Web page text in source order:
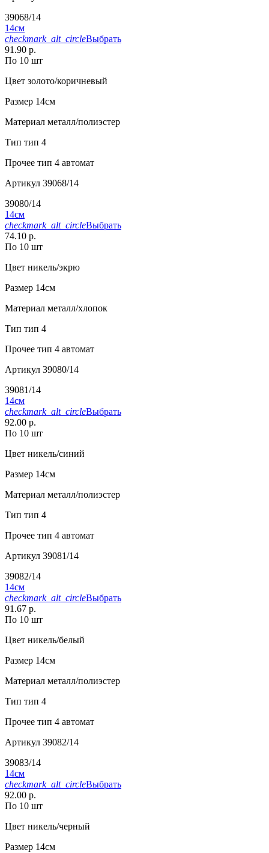
39068/14
14см
checkmark_alt_circleВыбрать
91.90 р.
По 10 шт
Цвет золото/коричневый
Размер 14см
Материал металл/полиэстер
Тип тип 4
Прочее тип 4 автомат
Артикул 39068/14
39080/14
14см
checkmark_alt_circleВыбрать
74.10 р.
По 10 шт
Цвет никель/экрю
Размер 14см
Материал металл/хлопок
Тип тип 4
Прочее тип 4 автомат
Артикул 39080/14
39081/14
14см
checkmark_alt_circleВыбрать
92.00 р.
По 10 шт
Цвет никель/синий
Размер 14см
Материал металл/полиэстер
Тип тип 4
Прочее тип 4 автомат
Артикул 39081/14
39082/14
14см
checkmark_alt_circleВыбрать
91.67 р.
По 10 шт
Цвет никель/белый
Размер 14см
Материал металл/полиэстер
Тип тип 4
Прочее тип 4 автомат
Артикул 39082/14
39083/14
14см
checkmark_alt_circleВыбрать
92.00 р.
По 10 шт
Цвет никель/черный
Размер 14см